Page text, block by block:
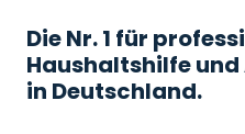
Die Nr. 1 für
Haushaltshilfe
in Deutschland.